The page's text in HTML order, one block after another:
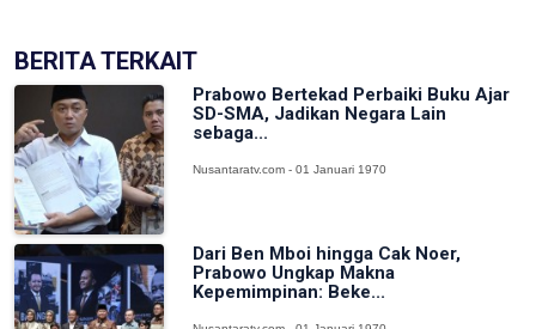
BERITA TERKAIT
Prabowo Bertekad Perbaiki Buku Ajar
SD-SMA, Jadikan Negara Lain
sebaga...
Nusantaratv.com - 01 Januari 1970
Dari Ben Mboi hingga Cak Noer,
Prabowo Ungkap Makna
Kepemimpinan: Beke...